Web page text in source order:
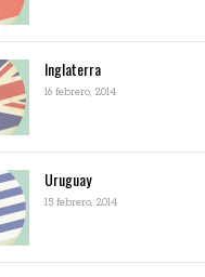
Inglaterra
16 febrero, 2014
Uruguay
15 febrero, 2014